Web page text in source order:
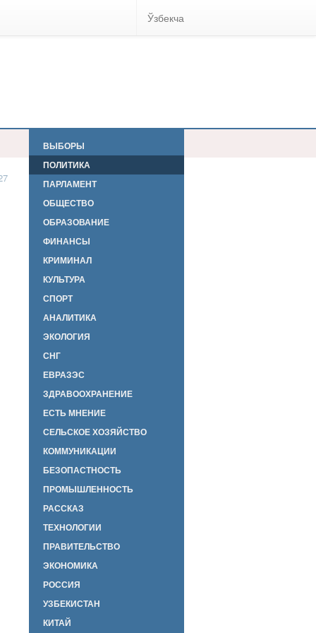
Ўзбекча
ВЫБОРЫ
ПОЛИТИКА
ПАРЛАМЕНТ
ОБЩЕСТВО
ОБРАЗОВАНИЕ
ФИНАНСЫ
КРИМИНАЛ
КУЛЬТУРА
СПОРТ
АНАЛИТИКА
ЭКОЛОГИЯ
СНГ
ЕВРАЗЭС
ЗДРАВООХРАНЕНИЕ
ЕСТЬ МНЕНИЕ
СЕЛЬСКОЕ ХОЗЯЙСТВО
КОММУНИКАЦИИ
БЕЗОПАСТНОСТЬ
ПРОМЫШЛЕННОСТЬ
РАССКАЗ
ТЕХНОЛОГИИ
ПРАВИТЕЛЬСТВО
ЭКОНОМИКА
РОССИЯ
УЗБЕКИСТАН
КИТАЙ